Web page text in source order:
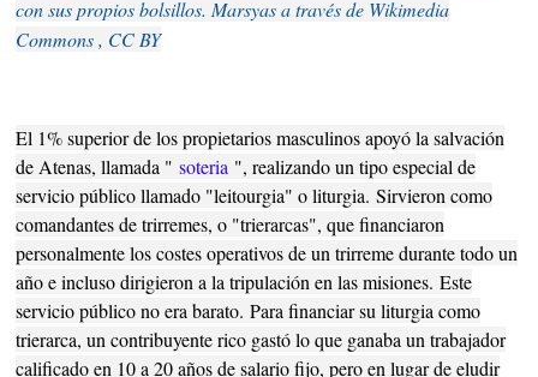
con sus propios bolsillos. Marsyas a través de Wikimedia
Commons , CC BY
El 1% superior de los propietarios masculinos apoyó la salvación
de Atenas, llamada "soteria ", realizando un tipo especial de
servicio público llamado "leitourgia" o liturgia.Sirvieron como
comandantes de trirremes, o "trierarcas", que financiaron
personalmente los costes operativos de un trirreme durante todo un
año e incluso dirigieron a la tripulación en las misiones.Este
servicio público no era barato.Para financiar su liturgia como
trierarca, un contribuyente rico gastó lo que ganaba un trabajador
calificado en 10 a 20 años de salario fijo, pero en lugar de eludir